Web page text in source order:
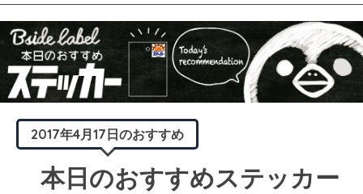
2017年4月17日のおすすめ
本日のおすすめステッカー